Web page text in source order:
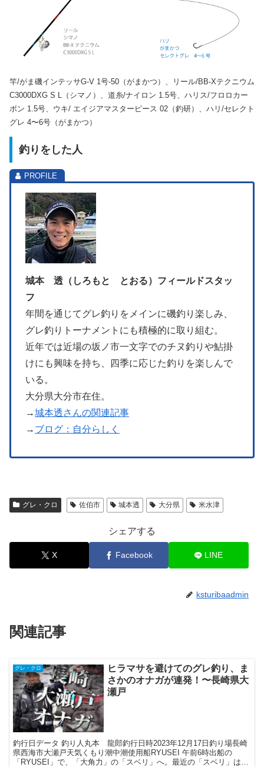
竿/がま磯インテッサG-V 1号-50（がまかつ）、リール/BB-Xテクニウム
C3000DXG S L（シマノ）、道糸/ナイロン 1.5号、ハリス/フロロカー
ボン 1.5号、ウキ/ エイジアマスターピース 02（釣研）、ハリ/セレクト
グレ 4〜6号（がまかつ）
釣りをした人
城本 透（しろもと とおる）フィールドスタッ
フ
年間を通じてグレ釣りをメインに磯釣り楽しみ、
グレ釣りトーナメントにも積極的に取り組む。
近年では近場の坂ノ市一文字でのチヌ釣りや鮎掛
けにも興味を持ち、四季に応じた釣りを楽しんで
いる。
大分県大分市在住。
→城本透さんの関連記事
→ ブログ：自分らしく
グレ・クロ 佐伯市 城本透 大分県 米水津
シェアする
X Facebook LINE
ksturibaadmin
関連記事
グレ・クロ
ヒラマサを避けてのグレ釣り、ま
さかのオナガが連発！〜長崎県大
瀬戸
釣行日データ 釣り人丸本 龍郎釣行日時2023年12月17日釣り場長崎
県西海市大瀬戸天気くもり潮中潮使用船RYUSEI 午前6時出船の
「RYUSEI」で、「大角力」の「スベリ」へ。最近の「スベリ」は、